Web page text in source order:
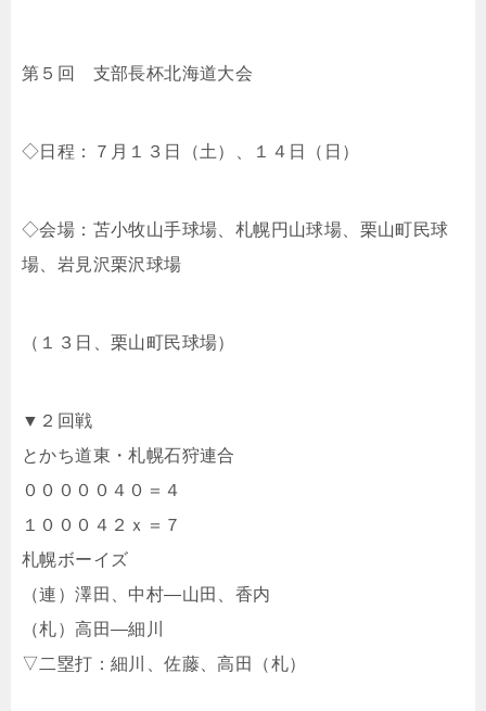
第５回 支部長杯北海道大会
◇日程：７月１３日（土）、１４日（日）
◇会場：苫小牧山手球場、札幌円山球場、栗山町民球
場、岩見沢栗沢球場
（１３日、栗山町民球場）
▼２回戦
とかち道東・札幌石狩連合
０００００４０＝４
１０００４２ｘ＝７
札幌ボーイズ
（連）澤田、中村―山田、香内
（札）高田―細川
▽二塁打：細川、佐藤、高田（札）